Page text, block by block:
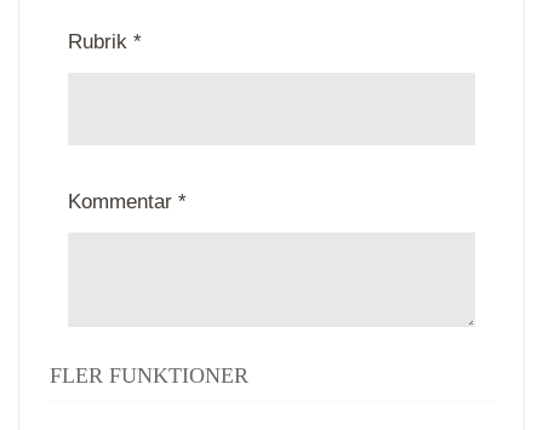
Rubrik *
Kommentar *
FLER FUNKTIONER